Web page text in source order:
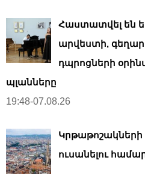
Հաստատվել են
արվեստի,
դպրոցների
պլանները
19:48-07.08.26
Կրթաթոշակների
ուսանելու